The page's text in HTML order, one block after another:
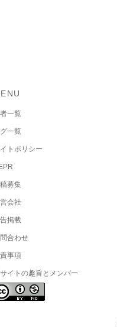
一覧
一覧
トポリシー
募集
会社
掲載
合わせ
事項
イトの趣旨とメンバー